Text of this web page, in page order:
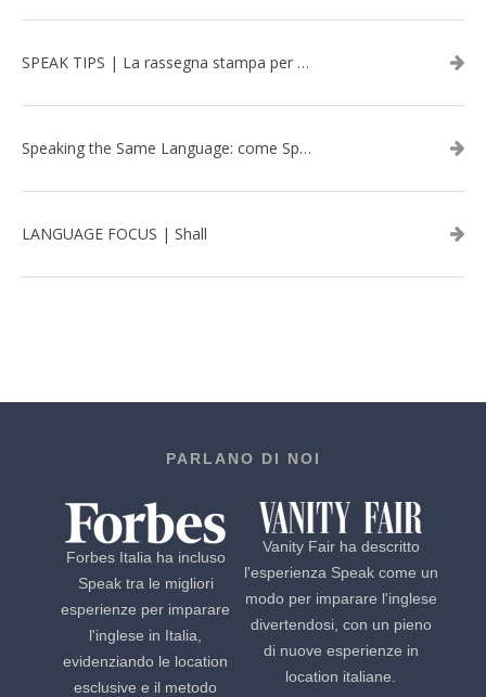
SPEAK TIPS | La rassegna stampa per migliorare l’inglese - febbraio 2026
Speaking the Same Language: come Speak aiuta a rafforzare i team attraverso il Team Building in inglese
LANGUAGE FOCUS | Shall
PARLANO DI NOI
Forbes Italia ha incluso
Speak tra le migliori
esperienze per imparare
l'inglese in Italia,
evidenziando le location
esclusive e il metodo
Vanity Fair ha descritto
l'esperienza Speak come un
modo per imparare l'inglese
divertendosi, con un pieno
di nuove esperienze in
location italiane.